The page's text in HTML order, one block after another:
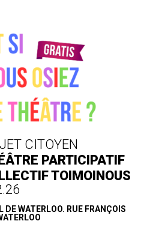
CITOYEN
PARTICIPATIF
TOIMOINOUS
DE WATERLOO. RUE FRANÇOIS